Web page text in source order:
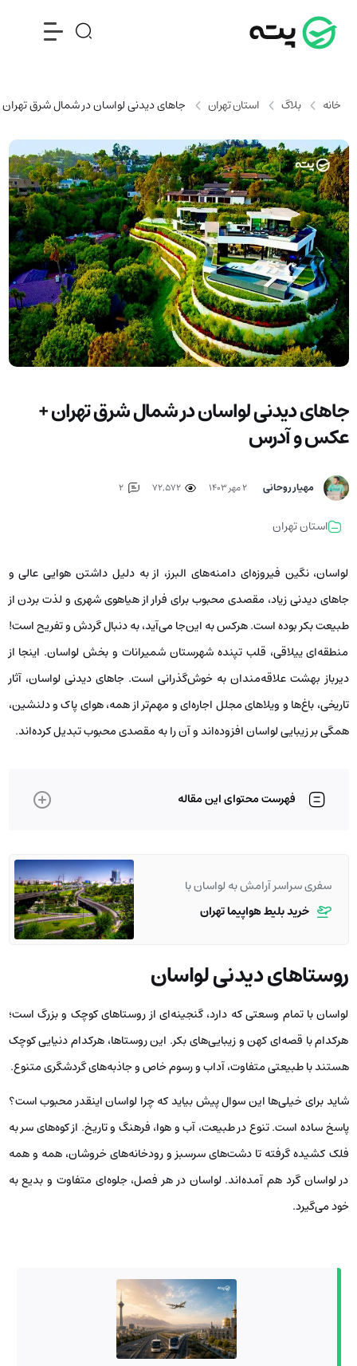
خانه بلاگ استان تهران جاهای دیدنی لواسان در شمال شرق
جاهای دیدنی لواسان در شمال شرق تهران +
عکس و آدرس
مهیار روحانی ۲ مهر ۱۴۰۳ 72,572
2
استان تهران
لواسان، نگین فیروزه‌ای دامنه‌های البرز، از به دلیل داشتن هوایی عالی و
جاهای دیدنی زیاد، مقصدی محبوب برای فرار از هیاهوی شهری و لذت بردن از
طبیعت بکر بوده است. هرکس به این‌جا می‌آید، به دنبال گردش و تفریح است!
منطقه‌ای ییلاقی، قلب تپنده شهرستان شمیرانات و بخش لواسان. اینجا از
دیرباز بهشت علاقه‌مندان به خوش‌گذرانی است. جاهای دیدنی لواسان، آثار
تاریخی، باغ‌ها و ویلاهای مجلل اجاره‌ای و مهم‌تر از همه، هوای پاک و دلنشین،
همگی بر زیبایی لواسان افزوده‌اند و آن را به مقصدی محبوب تبدیل کرده‌اند.
فهرست محتوای این مقاله
سفری سراسر آرامش به لواسان با
خرید بلیط هواپیما تهران
روستاهای دیدنی لواسان
لواسان با تمام وسعتی که دارد، گنجینه‌ای از روستاهای کوچک و بزرگ است؛
هرکدام با قصه‌ای کهن و زیبایی‌های بکر. این روستاها، هرکدام دنیایی کوچک
هستند با طبیعتی متفاوت، آداب و رسوم خاص و جاذبه‌های گردشگری متنوع.
شاید برای خیلی‌ها این سوال پیش بیاید که چرا لواسان اینقدر محبوب است؟
پاسخ ساده است. تنوع در طبیعت، آب و هوا، فرهنگ و تاریخ. از کوه‌های سر به
فلک کشیده گرفته تا دشت‌های سرسبز و رودخانه‌های خروشان، همه و همه
در لواسان گرد هم آمده‌اند. لواسان در هر فصل، جلوه‌ای متفاوت و بدیع به
خود می‌گیرد.